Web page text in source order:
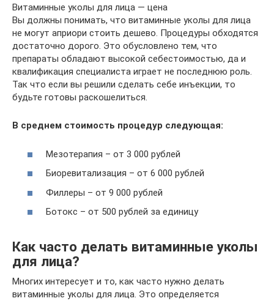
Витаминные уколы для лица — цена
Вы должны понимать, что витаминные уколы для лица
не могут априори стоить дешево. Процедуры обходятся
достаточно дорого. Это обусловлено тем, что
препараты обладают высокой себестоимостью, да и
квалификация специалиста играет не последнюю роль.
Так что если вы решили сделать себе инъекции, то
будьте готовы раскошелиться.
В среднем стоимость процедур следующая:
Мезотерапия – от 3 000 рублей
Биоревитализация – от 6 000 рублей
Филлеры – от 9 000 рублей
Ботокс – от 500 рублей за единицу
Как часто делать витаминные уколы
для лица?
Многих интересует и то, как часто нужно делать
витаминные уколы для лица. Это определяется